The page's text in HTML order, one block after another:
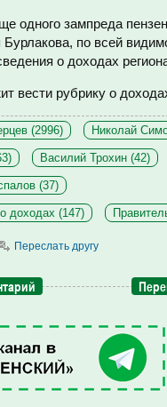
одного зампреда
по всей
о доходах
вести рубрику о
(2996) Николай
Василий Трохин (42)
(37)
доходах (147)
Переслать другу